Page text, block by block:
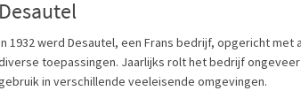
Desautel
1932 werd Desautel, een Frans bedrijf, opgericht
toepassingen. Jaarlijks rolt het bedrijf
in verschillende veeleisende omgevingen.